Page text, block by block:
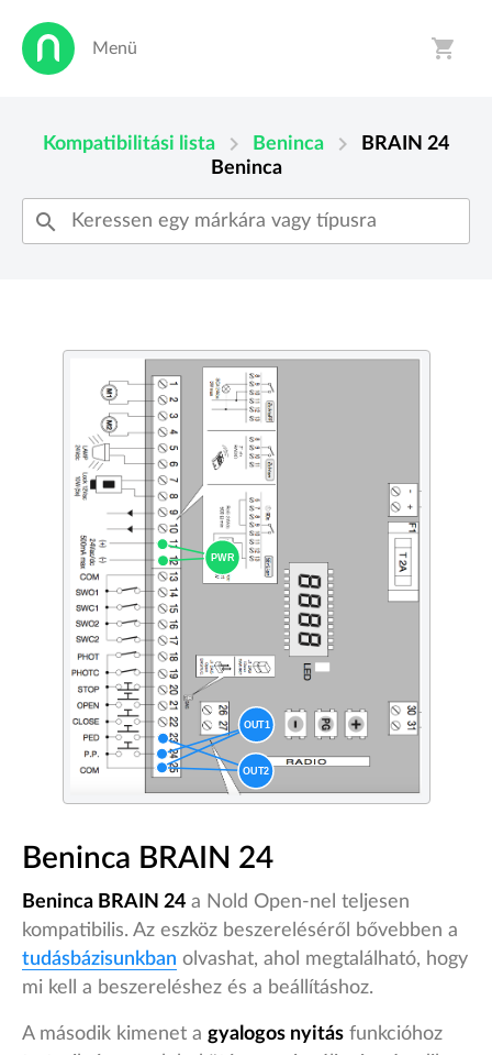
Menü shopping_cart
Kompatibilitási lista chevron_right Beninca chevron_right
BRAIN 24
Beninca
search
Beninca BRAIN 24
Beninca BRAIN 24 a Nold Open-nel teljesen
kompatibilis. Az eszköz beszereléséről bővebben a
tudásbázisunkban olvashat, ahol megtalálható, hogy
mi kell a beszereléshez és a beállításhoz.
A második kimenet a gyalogos nyitás funkcióhoz